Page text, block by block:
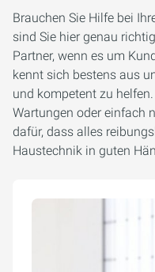
Brauchen Sie Hilfe bei
sind Sie hier genau
Partner, wenn es um
kennt sich bestens aus
und kompetent zu
Wartungen oder einfach
dafür, dass alles
Haustechnik in guten